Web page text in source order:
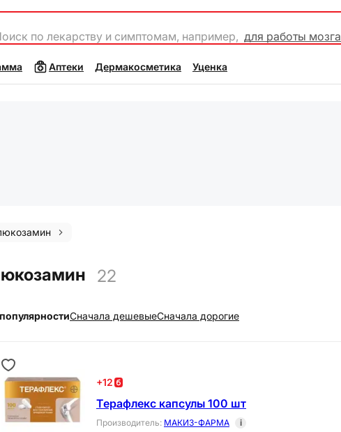
по лекарству и симптомам, например, для работы мозга
Аптеки Дермакосметика Уценка
22
Cначала дешевыеCначала дорогие
+12
Терафлекс капсулы 100 шт
Производитель: МАКИЗ-ФАРМА
i